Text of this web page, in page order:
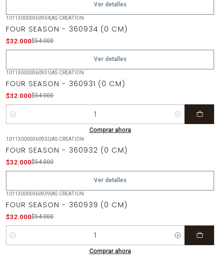
Ver detalles
Agotado
101130000360934|AS CREATION
FOUR SEASON - 360934 (0 CM)
$32.000$54.000
Ver detalles
101130000360931 |AS CREATION
FOUR SEASON - 360931 (0 CM)
$32.000$54.000
Cantidad
Comprar ahora
Agotado
101130000360932|AS CREATION
FOUR SEASON - 360932 (0 CM)
$32.000$54.000
Ver detalles
101130000360939|AS CREATION
FOUR SEASON - 360939 (0 CM)
$32.000$54.000
Cantidad
Comprar ahora